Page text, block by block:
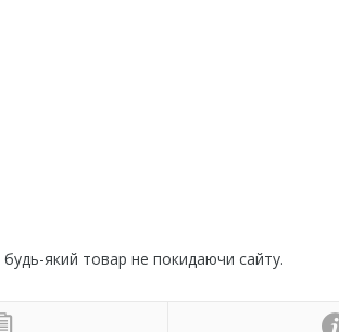
будь-який товар не покидаючи сайту.